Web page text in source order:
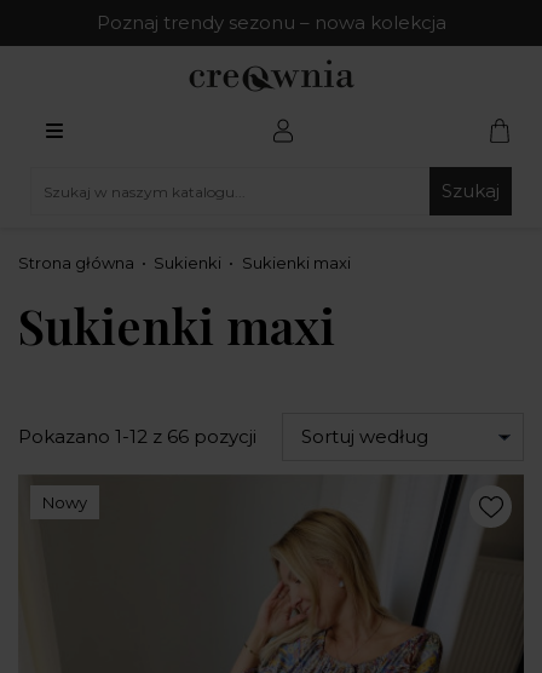
Poznaj trendy sezonu – nowa kolekcja
Szukaj
Strona główna Sukienki Sukienki maxi
Sukienki maxi
Pokazano 1-12 z 66 pozycji Sortuj według
Nowy